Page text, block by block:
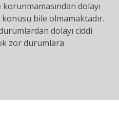
dolayı
konusu bile olmamaktadır.
dolayı ciddi
zor durumlara